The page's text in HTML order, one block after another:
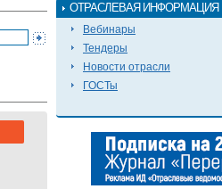
ОТРАСЛЕВАЯ ИНФОРМАЦИЯ
Вебинары
Тендеры
Новости отрасли
ГОСТы